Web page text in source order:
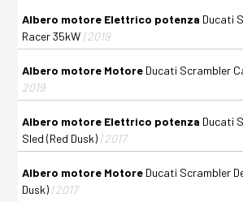
Albero motore Elettrico potenza Ducati
Racer 35kW | 2019
Albero motore Motore Ducati Scrambler
2019
Albero motore Elettrico potenza Ducati
Sled (Red Dusk) | 2017
Albero motore Motore Ducati Scrambler
Dusk) | 2017